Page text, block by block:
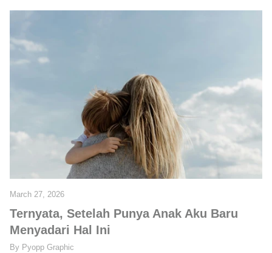
March 27, 2026
Ternyata, Setelah Punya Anak Aku Baru
Menyadari Hal Ini
By Pyopp Graphic